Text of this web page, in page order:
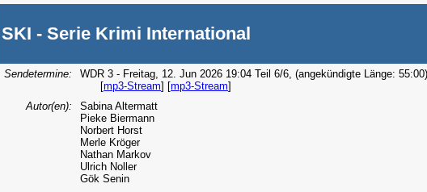
SKI - Serie Krimi International
Sendetermine:
WDR 3 - Freitag, 12. Jun 2026 19:04 Teil 6/6, (angekündigte Länge: 55:00)
[mp3-Stream] [mp3-Stream]
Autor(en):
Sabina Altermatt
Pieke Biermann
Norbert Horst
Merle Kröger
Nathan Markov
Ulrich Noller
Gök Senin